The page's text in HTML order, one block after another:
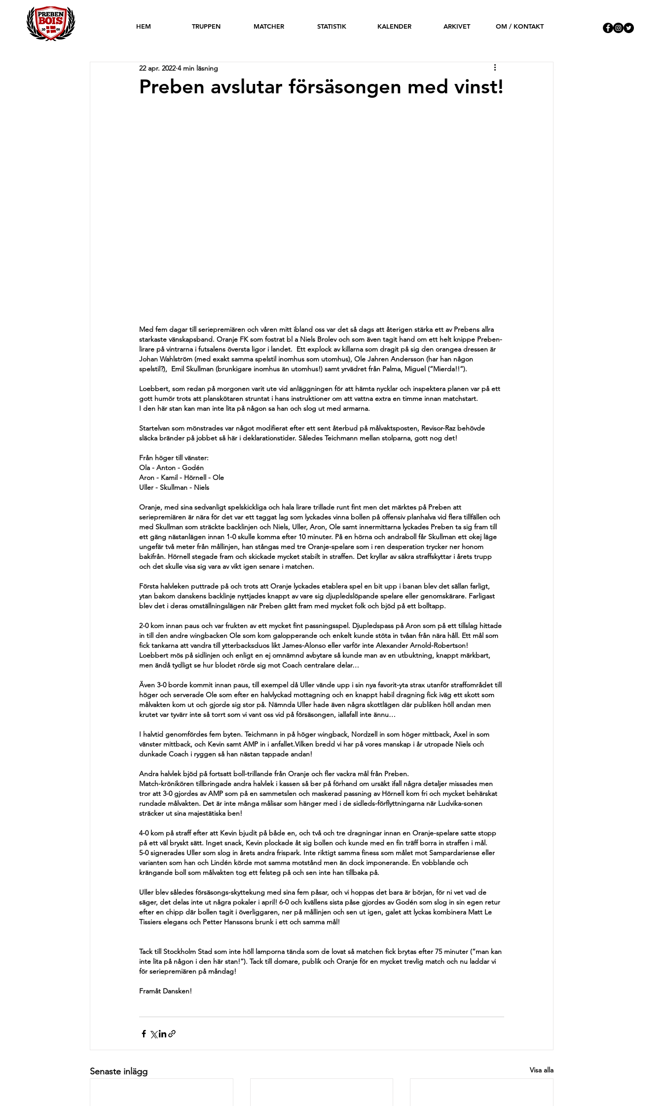
HEM TRUPPEN MATCHER STATISTIK KALENDER ARKIVET OM / KONTAKT
Preben avslutar försäsongen med vinst!
22 apr. 2022 4 min läsning
Med fem dagar till seriepremiären och våren mitt ibland oss var det så dags att återigen stärka ett av Prebens allra
starkaste vänskapsband. Oranje FK som fostrat bl a Niels Brolev och som även tagit hand om ett helt knippe Preben-
lirare på vintrarna i futsalens översta ligor i landet.  Ett explock av killarna som dragit på sig den orangea dressen är
Johan Wahlström (med exakt samma spelstil inomhus som utomhus), Ole Jahren Andersson (har han någon
spelstil?),  Emil Skullman (brunkigare inomhus än utomhus!) samt yrvädret från Palma, Miguel (”Mierda!!”).
Loebbert, som redan på morgonen varit ute vid anläggningen för att hämta nycklar och inspektera planen var på ett
gott humör trots att planskötaren struntat i hans instruktioner om att vattna extra en timme innan matchstart.
I den här stan kan man inte lita på någon sa han och slog ut med armarna.
Startelvan som mönstrades var något modifierat efter ett sent återbud på målvaktsposten, Revisor-Raz behövde
släcka bränder på jobbet så här i deklarationstider. Således Teichmann mellan stolparna, gott nog det!
Från höger till vänster:
Ola - Anton - Godén
Aron - Kamil - Hörnell - Ole
Uller - Skullman - Niels
Oranje, med sina sedvanligt spelskickliga och hala lirare trillade runt fint men det märktes på Preben att
seriepremiären är nära för det var ett taggat lag som lyckades vinna bollen på offensiv planhalva vid flera tillfällen och
med Skullman som sträckte backlinjen och Niels, Uller, Aron, Ole samt innermittarna lyckades Preben ta sig fram till
ett gäng nästanlägen innan 1-0 skulle komma efter 10 minuter. På en hörna och andraboll får Skullman ett okej läge
ungefär två meter från mållinjen, han stångas med tre Oranje-spelare som i ren desperation trycker ner honom
bakifrån. Hörnell stegade fram och skickade mycket stabilt in straffen. Det kryllar av säkra straffskyttar i årets trupp
och det skulle visa sig vara av vikt igen senare i matchen.
Första halvleken puttrade på och trots att Oranje lyckades etablera spel en bit upp i banan blev det sällan farligt,
ytan bakom danskens backlinje nyttjades knappt av vare sig djupledslöpande spelare eller genomskärare. Farligast
blev det i deras omställningslägen när Preben gått fram med mycket folk och bjöd på ett bolltapp.
2-0 kom innan paus och var frukten av ett mycket fint passningsspel. Djupledspass på Aron som på ett tillslag hittade
in till den andre wingbacken Ole som kom galopperande och enkelt kunde stöta in tvåan från nära håll. Ett mål som
fick tankarna att vandra till ytterbacksduos likt James-Alonso eller varför inte Alexander Arnold-Robertson!
Loebbert mös på sidlinjen och enligt en ej omnämnd avbytare så kunde man av en utbuktning, knappt märkbart,
men ändå tydligt se hur blodet rörde sig mot Coach centralare delar…
Även 3-0 borde kommit innan paus, till exempel då Uller vände upp i sin nya favorit-yta strax utanför straffområdet till
höger och serverade Ole som efter en halvlyckad mottagning och en knappt habil dragning fick iväg ett skott som
målvakten kom ut och gjorde sig stor på. Nämnda Uller hade även några skottlägen där publiken höll andan men
krutet var tyvärr inte så torrt som vi vant oss vid på försäsongen, iallafall inte ännu…
I halvtid genomfördes fem byten. Teichmann in på höger wingback, Nordzell in som höger mittback, Axel in som
vänster mittback, och Kevin samt AMP in i anfallet.Vilken bredd vi har på vores manskap i år utropade Niels och
dunkade Coach i ryggen så han nästan tappade andan!
Andra halvlek bjöd på fortsatt boll-trillande från Oranje och fler vackra mål från Preben.
Match-krönikören tillbringade andra halvlek i kassen så ber på förhand om ursäkt ifall några detaljer missades men
tror att 3-0 gjordes av AMP som på en sammetslen och maskerad passning av Hörnell kom fri och mycket behärskat
rundade målvakten. Det är inte många målisar som hänger med i de sidleds-förflyttningarna när Ludvika-sonen
sträcker ut sina majestätiska ben!
4-0 kom på straff efter att Kevin bjudit på både en, och två och tre dragningar innan en Oranje-spelare satte stopp
på ett väl bryskt sätt. Inget snack, Kevin plockade åt sig bollen och kunde med en fin träff borra in straffen i mål.
5-0 signerades Uller som slog in årets andra frispark. Inte riktigt samma finess som målet mot Sampardariense eller
varianten som han och Lindén körde mot samma motstånd men än dock imponerande. En vobblande och
krängande boll som målvakten tog ett felsteg på och sen inte han tillbaka på.
Uller blev således försäsongs-skyttekung med sina fem påsar, och vi hoppas det bara är början, för ni vet vad de
säger, det delas inte ut några pokaler i april! 6-0 och kvällens sista påse gjordes av Godén som slog in sin egen retur
efter en chipp där bollen tagit i överliggaren, ner på mållinjen och sen ut igen, galet att lyckas kombinera Matt Le
Tissiers elegans och Petter Hanssons brunk i ett och samma mål!
Tack till Stockholm Stad som inte höll lamporna tända som de lovat så matchen fick brytas efter 75 minuter (”man kan
inte lita på någon i den här stan!”). Tack till domare, publik och Oranje för en mycket trevlig match och nu laddar vi
för seriepremiären på måndag!
Framåt Dansken!
Senaste inlägg Visa alla